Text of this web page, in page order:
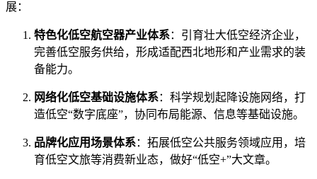
展：
特色化低空航空器产业体系：引育壮大低空经济企业，
完善低空服务供给，形成适配西北地形和产业需求的装
备能力。
网络化低空基础设施体系：科学规划起降设施网络，打
造低空“数字底座”，协同布局能源、信息等基础设施。
品牌化应用场景体系：拓展低空公共服务领域应用，培
育低空文旅等消费新业态，做好“低空+”大文章。